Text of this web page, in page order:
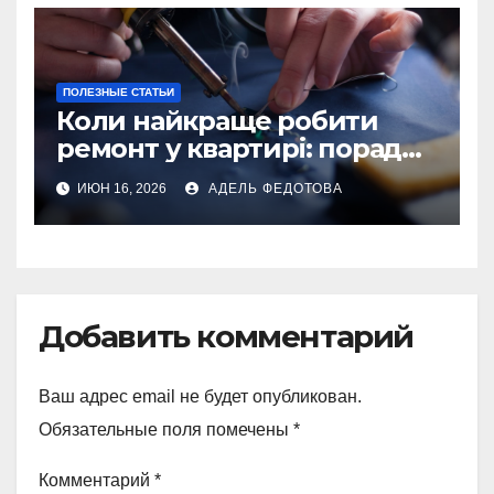
ПОЛЕЗНЫЕ СТАТЬИ
Коли найкраще робити
ремонт у квартирі: поради
та особливості 2026
ИЮН 16, 2026 АДЕЛЬ ФЕДОТОВА
Добавить комментарий
Ваш адрес email не будет опубликован.
Обязательные поля помечены *
Комментарий *